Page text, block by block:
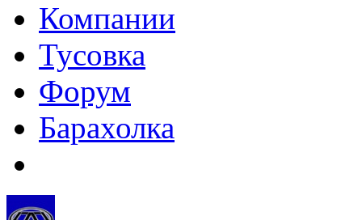
Компании
Тусовка
Форум
Барахолка